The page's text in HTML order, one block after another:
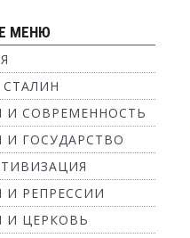
МЕНЮ
И СОВРЕМЕННОСТЬ
И ГОСУДАРСТВО
И РЕПРЕССИИ
И ЦЕРКОВЬ